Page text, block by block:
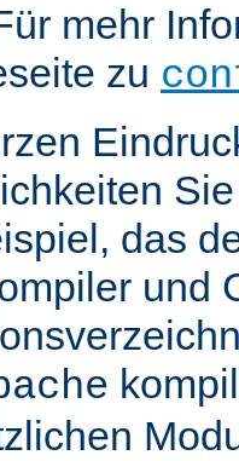
mehr
zu
das
und